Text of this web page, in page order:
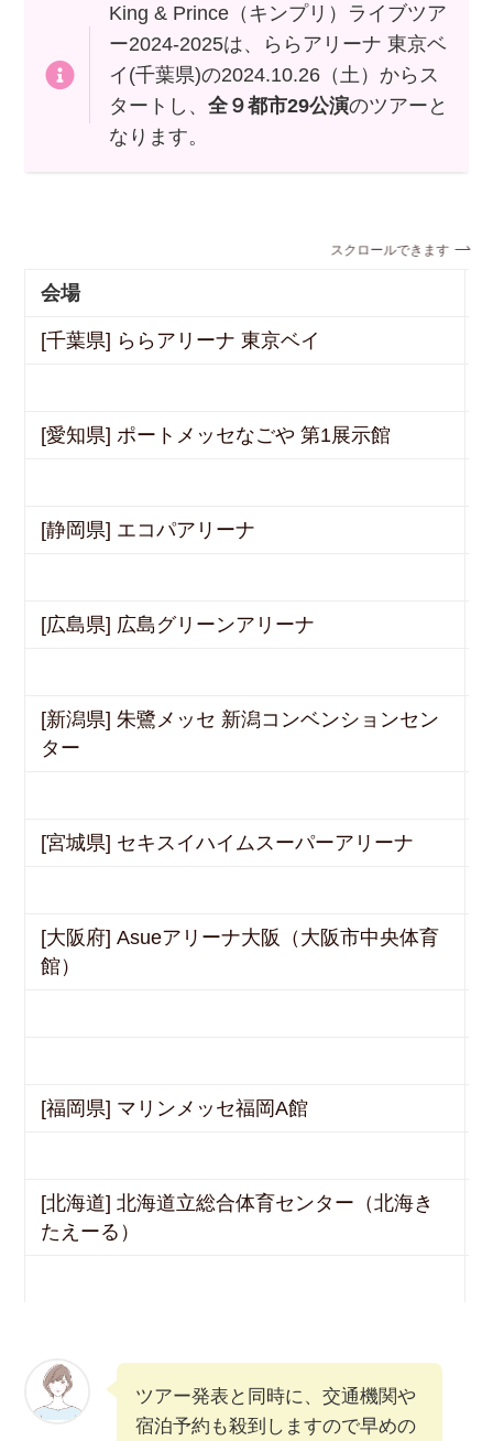
King & Prince（キンプリ）ライブツア
ー2024-2025は、ららアリーナ 東京ベ
イ(千葉県)の2024.10.26（土）からス
タートし、 全９都市29公演のツアーと
なります。
スクロールできます
会場
[千葉県] ららアリーナ 東京ベイ
[愛知県] ポートメッセなごや 第1展示館
[静岡県] エコパアリーナ
[広島県] 広島グリーンアリーナ
[新潟県] 朱鷺メッセ 新潟コンベンションセン
ター
[宮城県] セキスイハイムスーパーアリーナ
[大阪府] Asueアリーナ大阪（大阪市中央体育
館）
[福岡県] マリンメッセ福岡A館
[北海道] 北海道立総合体育センター（北海き
たえーる）
ツアー発表と同時に、交通機関や
宿泊予約も殺到しますので早めの